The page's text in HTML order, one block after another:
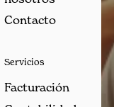
Contacto
Servicios
Facturación